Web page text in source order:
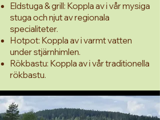
Eldstuga & grill: Koppla av i vår mysiga
stuga och njut av regionala
specialiteter.
Hotpot: Koppla av i varmt vatten
under stjärnhimlen.
Rökbastu: Koppla av i vår traditionella
rökbastu.